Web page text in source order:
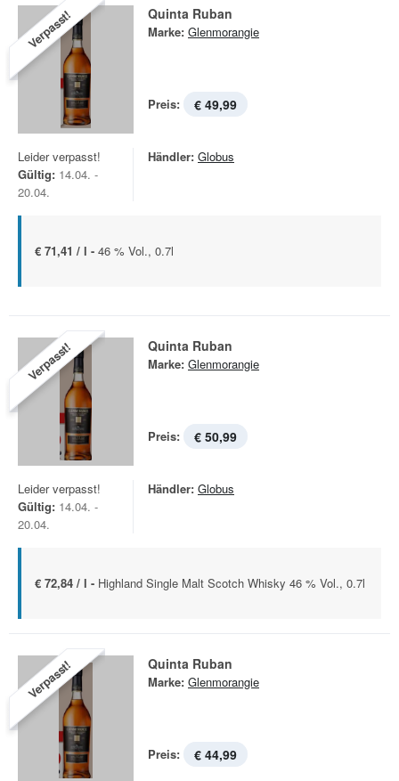
Verpasst! Quinta Ruban
Marke: Glenmorangie
Preis: € 49,99
Leider verpasst!
Gültig: 14.04. -
20.04.
Händler: Globus
€ 71,41 / l - 46 % Vol., 0.7l
Verpasst! Quinta Ruban
Marke: Glenmorangie
Preis: € 50,99
Leider verpasst!
Gültig: 14.04. -
20.04.
Händler: Globus
€ 72,84 / l - Highland Single Malt Scotch Whisky 46 % Vol., 0.7l
Verpasst! Quinta Ruban
Marke: Glenmorangie
Preis: € 44,99